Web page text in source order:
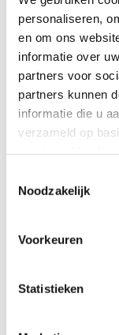
personaliseren,
en om ons
informatie over
partners voor
partners kunnen
informatie die u
verzameld op
Noodzakelijk
Voorkeuren
Statistieken
elle s’efforce de
Nous développons
et de services avec
compte des
anticipant.
Notre réflexion se
leurs modèles
ainsi optimiser
de leurs